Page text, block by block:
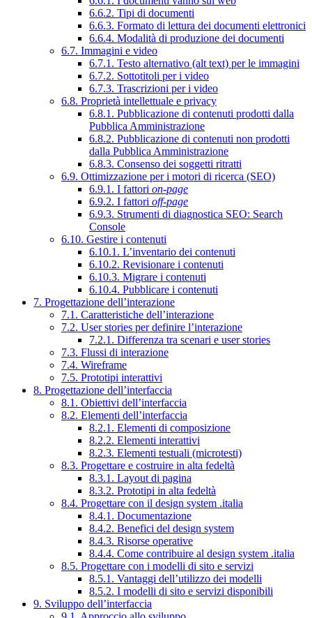
6.6.2. Tipi di documenti
6.6.3. Formato di lettura dei documenti elettronici
6.6.4. Modalità di produzione dei documenti
6.7. Immagini e video
6.7.1. Testo alternativo (alt text) per le immagini
6.7.2. Sottotitoli per i video
6.7.3. Trascrizioni per i video
6.8. Proprietà intellettuale e privacy
6.8.1. Pubblicazione di contenuti prodotti dalla
Pubblica Amministrazione
6.8.2. Pubblicazione di contenuti non prodotti
dalla Pubblica Amministrazione
6.8.3. Consenso dei soggetti ritratti
6.9. Ottimizzazione per i motori di ricerca (SEO)
6.9.1. I fattori on-page
6.9.2. I fattori off-page
6.9.3. Strumenti di diagnostica SEO: Search
Console
6.10. Gestire i contenuti
6.10.1. L’inventario dei contenuti
6.10.2. Revisionare i contenuti
6.10.3. Migrare i contenuti
6.10.4. Pubblicare i contenuti
7. Progettazione dell’interazione
7.1. Caratteristiche dell’interazione
7.2. User stories per definire l’interazione
7.2.1. Differenza tra scenari e user stories
7.3. Flussi di interazione
7.4. Wireframe
7.5. Prototipi interattivi
8. Progettazione dell’interfaccia
8.1. Obiettivi dell’interfaccia
8.2. Elementi dell’interfaccia
8.2.1. Elementi di composizione
8.2.2. Elementi interattivi
8.2.3. Elementi testuali (microtesti)
8.3. Progettare e costruire in alta fedeltà
8.3.1. Layout di pagina
8.3.2. Prototipi in alta fedeltà
8.4. Progettare con il design system .italia
8.4.1. Documentazione
8.4.2. Benefici del design system
8.4.3. Risorse operative
8.4.4. Come contribuire al design system .italia
8.5. Progettare con i modelli di sito e servizi
8.5.1. Vantaggi dell’utilizzo dei modelli
8.5.2. I modelli di sito e servizi disponibili
9. Sviluppo dell’interfaccia